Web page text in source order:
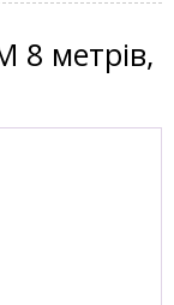
8 метрів,